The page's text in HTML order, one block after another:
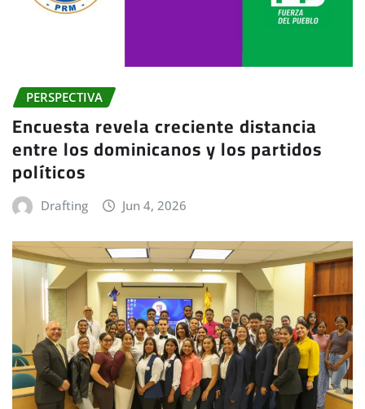
PERSPECTIVA
Encuesta revela creciente distancia
entre los dominicanos y los partidos
políticos
Drafting Jun 4, 2026